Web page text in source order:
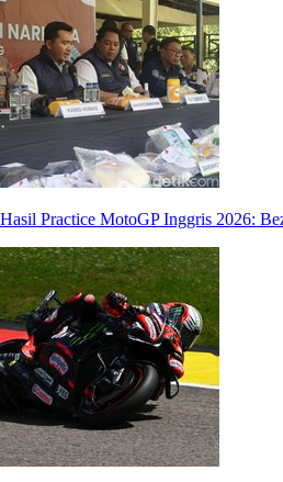
Hasil Practice MotoGP Inggris 2026: